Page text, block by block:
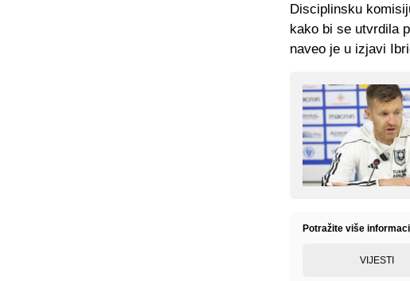
Disciplinsku
kako bi se utvrdila
naveo je u izjavi
Potražite više
VIJESTI